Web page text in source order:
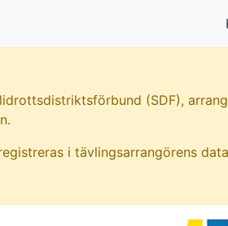
(SDF),
i tävlingsarrangörens